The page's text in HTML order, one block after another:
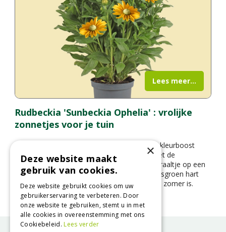
Rudbeckia 'Sunbeckia Ophelia' : vrolijke
zonnetjes voor je tuin
Op zoek naar een plant die je tuin een flinke kleurboost
geeft in de zomer en herfst? Maak kennis met de
Rudbeckia ‘Sunbeckia Ophelia’ – een zonnestraaltje op een
steel. Met haar knalgele bloemblaadjes en frisgroen hart
fleurt ze elke border of pot op alsof het altijd zomer is.
Lees meer...
×
Deze website maakt
gebruik van cookies.
Deze website gebruikt cookies om uw
gebruikerservaring te verbeteren. Door
onze website te gebruiken, stemt u in met
alle cookies in overeenstemming met ons
Cookiebeleid.Lees verder